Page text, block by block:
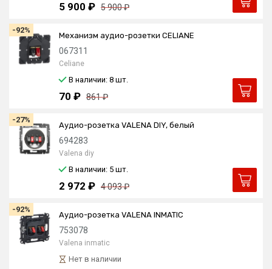
5 900 ₽ 5 900 ₽
-92%
Механизм аудио-розетки CELIANE
067311
Celiane
В наличии: 8 шт.
70 ₽ 861 ₽
-27%
Аудио-розетка VALENA DIY, белый
694283
Valena diy
В наличии: 5 шт.
2 972 ₽ 4 093 ₽
-92%
Аудио-розетка VALENA INMATIC
753078
Valena inmatic
Нет в наличии